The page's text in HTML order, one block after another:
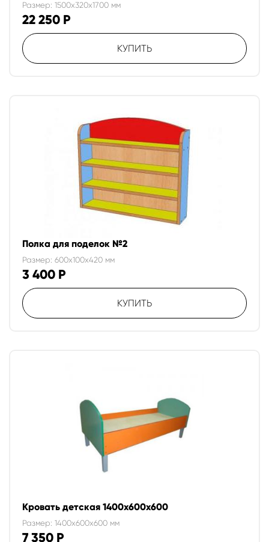
Размер: 1500x320x1700 мм
22 250 Р
КУПИТЬ
Полка для поделок №2
Размер: 600x100x420 мм
3 400 Р
КУПИТЬ
Кровать детская 1400х600х600
Размер: 1400x600x600 мм
7 350 Р